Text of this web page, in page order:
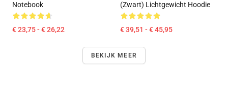
Notebook
€ 23,75 - € 26,22
(Zwart) Lichtgewicht Hoodie
€ 39,51 - € 45,95
BEKIJK MEER